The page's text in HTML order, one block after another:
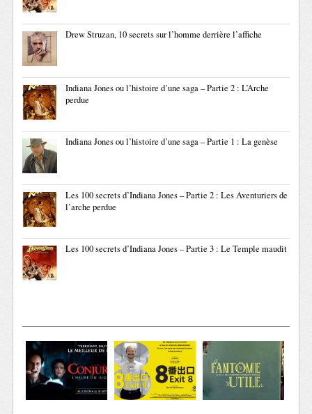
Drew Struzan, 10 secrets sur l’homme derrière l’affiche
Indiana Jones ou l’histoire d’une saga – Partie 2 : L’Arche
perdue
Indiana Jones ou l’histoire d’une saga – Partie 1 : La genèse
Les 100 secrets d’Indiana Jones – Partie 2 : Les Aventuriers de
l’arche perdue
Les 100 secrets d’Indiana Jones – Partie 3 : Le Temple maudit